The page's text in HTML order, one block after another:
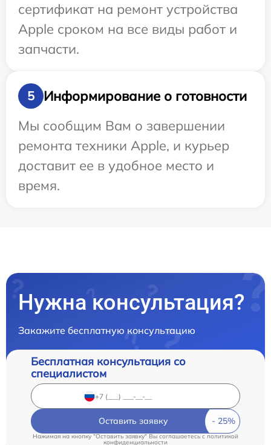
сертификат на ремонт устройства
Apple сроком на все виды работ и
запчасти.
5
Информирование о готовности
Мы сообщим Вам о завершении
ремонта техники Apple, и курьер
доставит ее в удобное место и
время.
Нужна консультация?
Закажите бесплатную консультацию
Бесплатная консультация со
специалистом
Оставить заявку
Нажимая на кнопку "Оставить заявку" Вы соглашаетесь cполитикой
конфиденциальности